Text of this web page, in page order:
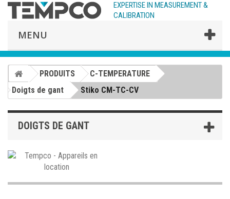
EXPERTISE IN MEASUREMENT &
CALIBRATION
MENU
PRODUITS
C-TEMPERATURE
Doigts de gant
Stiko CM-TC-CV
DOIGTS DE GANT